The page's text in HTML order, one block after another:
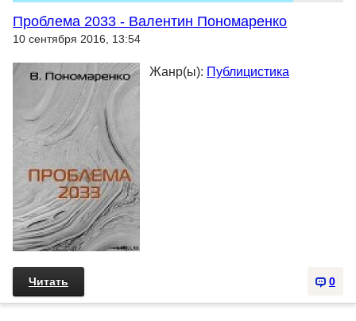
Проблема 2033 - Валентин Пономаренко
10 сентября 2016, 13:54
Жанр(ы): Публицистика
0
Читать